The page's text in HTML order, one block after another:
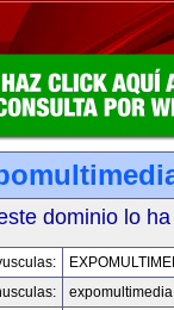
dominio lo